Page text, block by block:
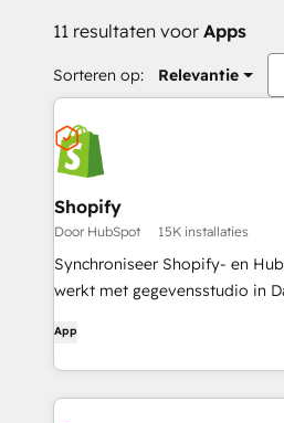
11 resultaten voor Apps
Sorteren op: Relevantie
Shopify
Door HubSpot 15K installaties
Synchroniseer Shopify- en
werkt met gegevensstudio in
App